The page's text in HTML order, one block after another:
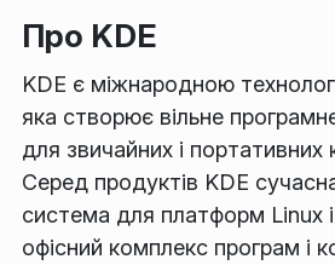
Про KDE
KDE є міжнародною
яка створює вільне
для звичайних і портативних
Серед продуктів KDE
система для платформ Linux і
офісний комплекс програм і